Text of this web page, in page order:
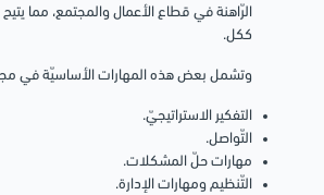
الرّاهنة في قطاع الأعمال والمجتمع، مما يتيح
ككل.
وتشمل بعض هذه المهارات الأساسيّة في
التفكير الاستراتيجيّ.
التّواصل.
مهارات حلّ المشكلات.
التّنظيم ومهارات الإدارة.